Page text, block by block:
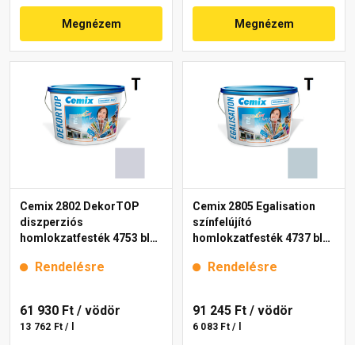
Megnézem Megnézem
Cemix 2802 DekorTOP
diszperziós
homlokzatfesték 4753 blue
Rendelésre
61 930 Ft / vödör
13 762 Ft / l
Cemix 2805 Egalisation
színfelújító
homlokzatfesték 4737 blue
Rendelésre
91 245 Ft / vödör
6 083 Ft / l